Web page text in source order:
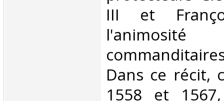
III et
Dans ce récit,
1558 et